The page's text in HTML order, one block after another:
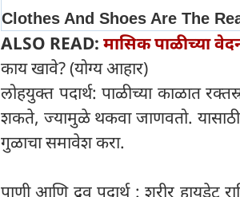
ALSO READ: मासिक पाळीच्या
काय खावे? (योग्य आहार)
लोहयुक्त पदार्थ: पाळीच्या काळात
शकते, ज्यामुळे थकवा जाणवतो.
गुळाचा समावेश करा.
पाणी आणि द्रव पदार्थ : शरीर हायड्रेट